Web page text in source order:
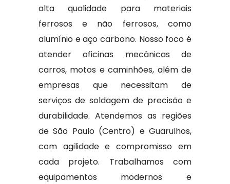
alta qualidade para materiais
ferrosos e não ferrosos, como
alumínio e aço carbono. Nosso foco é
atender oficinas mecânicas de
carros, motos e caminhões, além de
empresas que necessitam de
serviços de soldagem de precisão e
durabilidade. Atendemos as regiões
de São Paulo (Centro) e Guarulhos,
com agilidade e compromisso em
cada projeto. Trabalhamos com
equipamentos modernos e